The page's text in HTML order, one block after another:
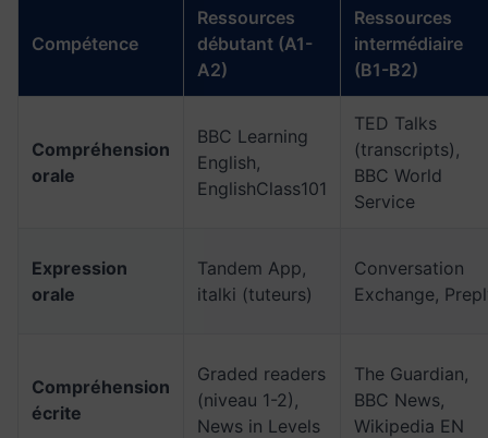
Compétence
Ressources
débutant (A1-
A2)
Ressources
intermédiaire
(B1-B2)
Compréhension
orale
BBC Learning
English,
EnglishClass101
TED Talks
(transcripts),
BBC World
Service
Expression
orale
Tandem App,
italki (tuteurs)
Conversation
Exchange,
Compréhension
écrite
Graded readers
(niveau 1-2),
News in Levels
The Guardian,
BBC News,
Wikipedia EN